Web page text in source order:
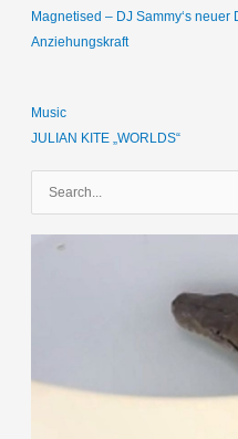
Magnetised – DJ Sammy‘s
Anziehungskraft
Music
JULIAN KITE „WORLDS“
c
c